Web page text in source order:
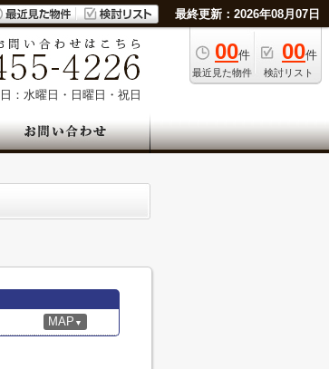
最終更新：2026年08月07日
00件
最近見た物件
00件
検討リスト
：水曜日・日曜日・祝日
MAP ▼